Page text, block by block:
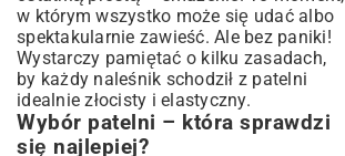
w którym wszystko może się udać albo
spektakularnie zawieść. Ale bez paniki!
Wystarczy pamiętać o kilku zasadach,
by każdy naleśnik schodził z patelni
idealnie złocisty i elastyczny.
Wybór patelni – która sprawdzi
się najlepiej?